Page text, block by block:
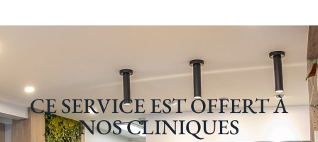
CE SERVICE EST OFFERT À
NOS CLINIQUES